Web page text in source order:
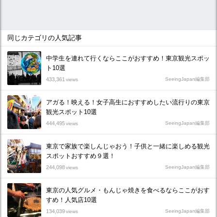
同じカテゴリの人気記事
中学生を連れて行くならここがおすすめ！東京観光スポッ
ト10選
433,361 views SeeingJapan編集部
アガる！映える！女子高生におすすめしたい流行りの東京
観光スポット10選
444,495views SeeingJapan編集部
東京で家族で楽しんじゃおう！子供と一緒に楽しめる観光
スポットおすすめ９選！
244,098views SeeingJapan編集部
東京の人気グルメ・もんじゃ焼きを食べるならここがおす
すめ！人気店10選
134,039views SeeingJapan編集部